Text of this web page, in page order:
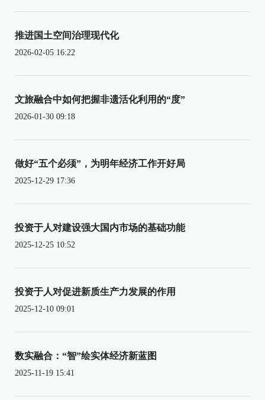
推进国土空间治理现代化
2026-02-05 16:22
文旅融合中如何把握非遗活化利用的“度”
2026-01-30 09:18
做好“五个必须”，为明年经济工作开好局
2025-12-29 17:36
投资于人对建设强大国内市场的基础功能
2025-12-25 10:52
投资于人对促进新质生产力发展的作用
2025-12-10 09:01
数实融合：“智”绘实体经济新蓝图
2025-11-19 15:41